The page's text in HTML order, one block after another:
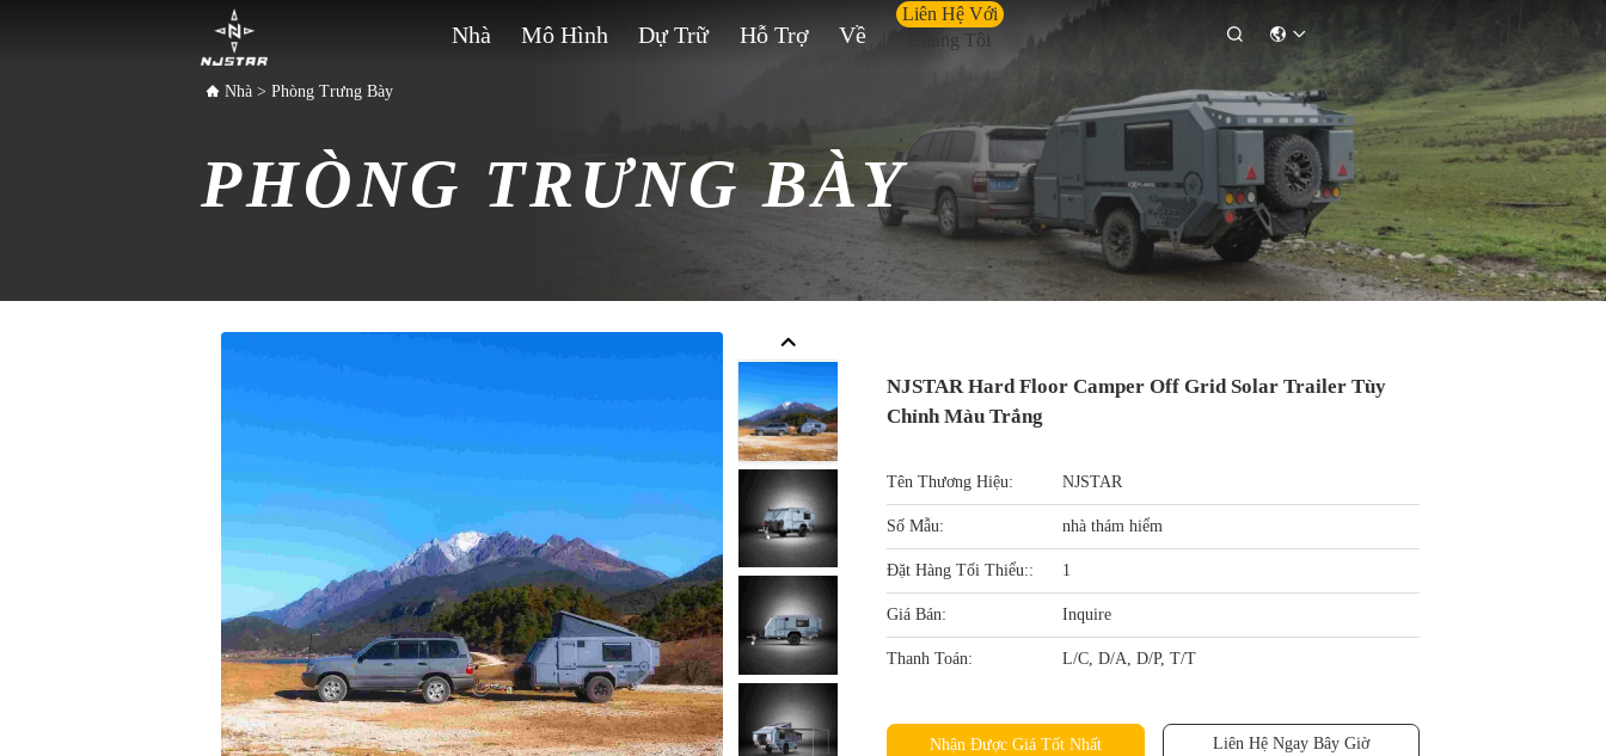
Nhà Mô Hình Dự Trữ Hỗ Trợ Về
Liên Hệ Với
Chúng Tôi

Nhà > Phòng Trưng Bày
PHÒNG TRƯNG BÀY
NJSTAR Hard Floor Camper Off Grid Solar Trailer Tùy
Chỉnh Màu Trắng
Tên Thương Hiệu: NJSTAR
Số Mẫu: nhà thám hiểm
Đặt Hàng Tối Thiểu:: 1
Giá Bán: Inquire
Thanh Toán: L/C, D/A, D/P, T/T
Nhận Được Giá Tốt Nhất Liên Hệ Ngay Bây Giờ